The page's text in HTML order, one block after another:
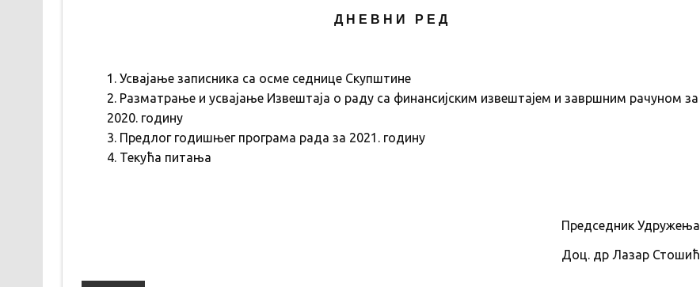
Д Н Е В Н И Р Е Д
Усвајање записника са осме седнице Скупштине
Разматрање и усвајање Извештаја о раду са финансијским извештајем и завршним рачуном за
2020. годину
Предлог годишњег програма рада за 2021. годину
Текућа питања
Председник Удружења
Доц. др Лазар Стошић